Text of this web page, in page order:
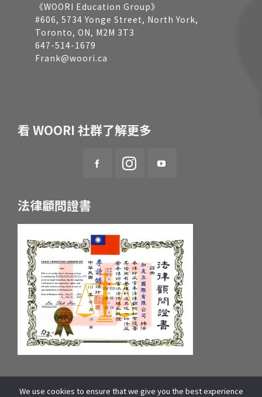
《WOORI Education Group》
#606, 5734 Yonge Street, North York,
Toronto, ON, M2M 3T3
647-514-1679
Frank@woori.ca
看 WOORI 社群了解更多
法律顧問證書
We use cookies to ensure that we give you the best experience